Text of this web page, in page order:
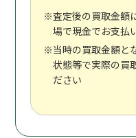
※査定後の買取金額
場で現金でお支払
※当時の買取金額と
状態等で実際の買
ださい